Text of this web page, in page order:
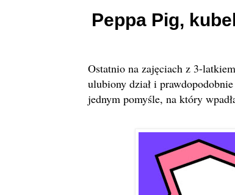
Peppa Pig,
Ostatnio na zajęciach z 3-
ulubiony dział i
jednym pomyśle, na który